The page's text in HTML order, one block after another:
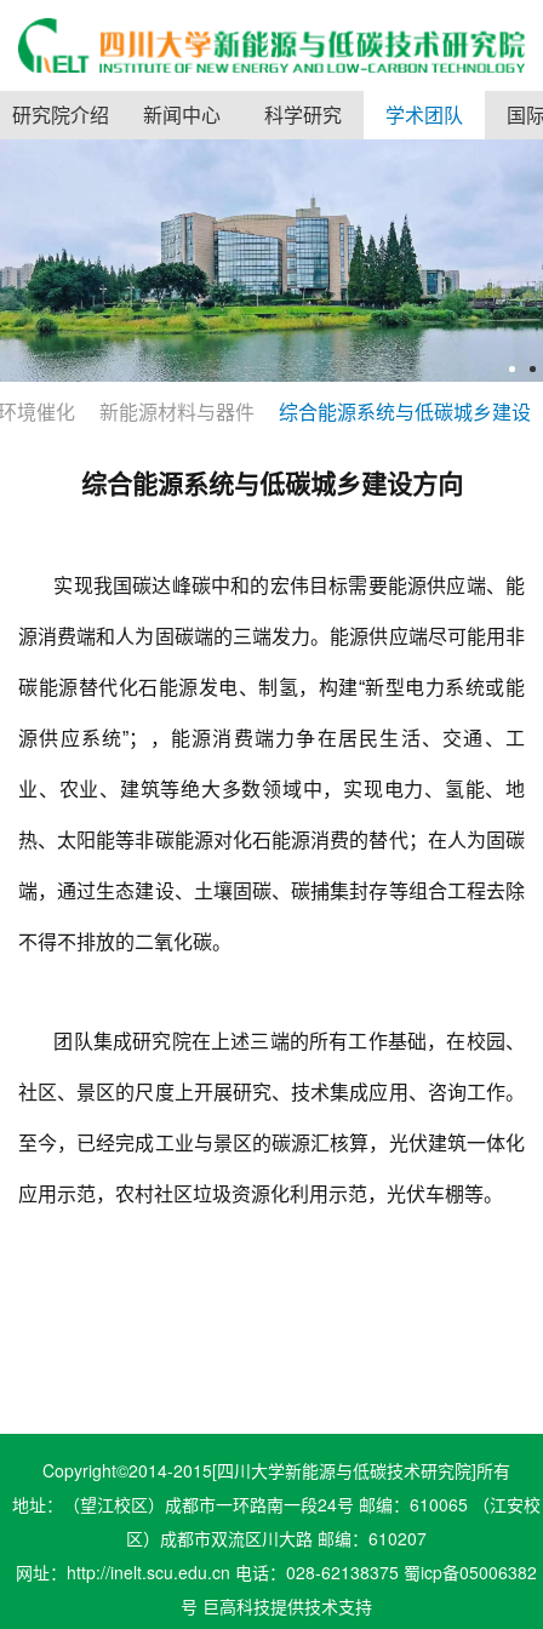
研究院介绍 新闻中心 科学研究 学术团队 国
境催化 新能源材料与器件 综合能源系统与低碳城乡建设
综合能源系统与低碳城乡建设方向
实现我国碳达峰碳中和的宏伟目标需要能源供应端、能
源消费端和人为固碳端的三端发力。能源供应端尽可能用非
碳能源替代化石能源发电、制氢，构建“新型电力系统或能
源供应系统”；，能源消费端力争在居民生活、交通、工
业、农业、建筑等绝大多数领域中，实现电力、氢能、地
热、太阳能等非碳能源对化石能源消费的替代；在人为固碳
端，通过生态建设、土壤固碳、碳捕集封存等组合工程去除
不得不排放的二氧化碳。
团队集成研究院在上述三端的所有工作基础，在校园、
社区、景区的尺度上开展研究、技术集成应用、咨询工作。
至今，已经完成工业与景区的碳源汇核算，光伏建筑一体化
应用示范，农村社区垃圾资源化利用示范，光伏车棚等。
Copyright©2014-2015[四川大学新能源与低碳技术研究院]所有
地址：（望江校区）成都市一环路南一段24号 邮编：610065 （江安校
区）成都市双流区川大路 邮编：610207
网址：http://inelt.scu.edu.cn 电话：028-62138375 蜀icp备05006382
号 巨高科技提供技术支持